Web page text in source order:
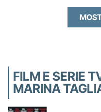
FILM E SERIE
MARINA